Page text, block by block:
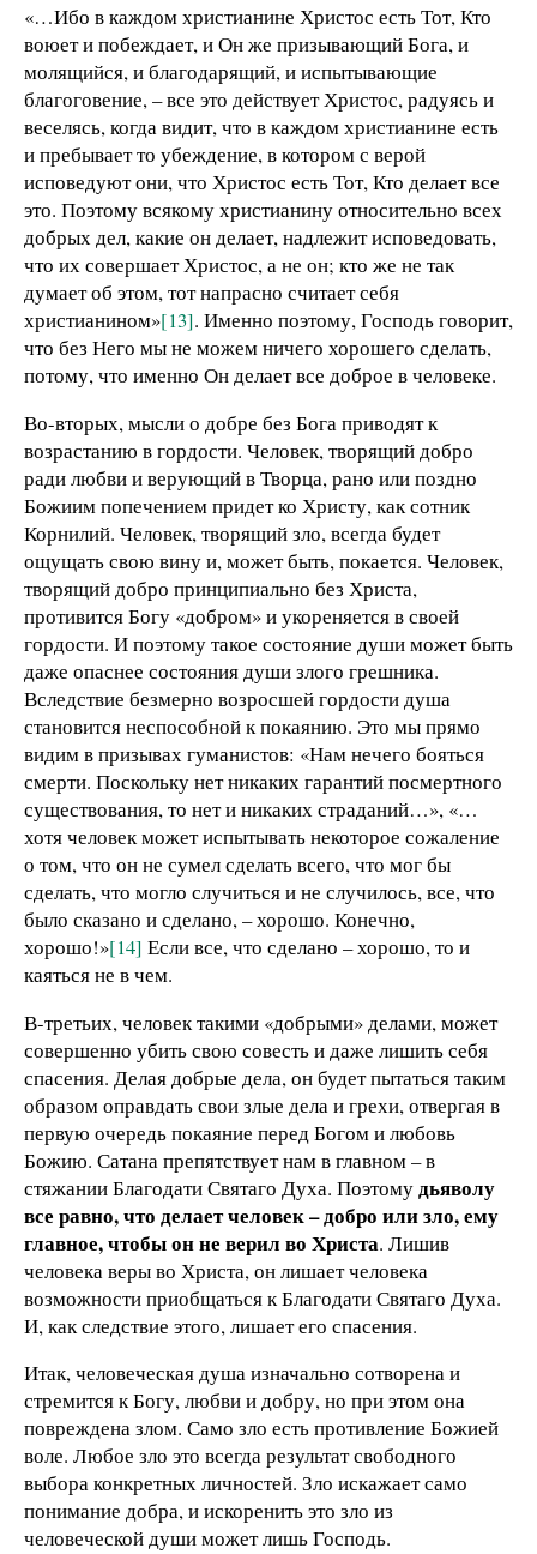
«…Ибо в каждом христианине Христос есть Тот, Кто
воюет и побеждает, и Он же призывающий Бога, и
молящийся, и благодарящий, и испытывающие
благоговение, – все это действует Христос, радуясь и
веселясь, когда видит, что в каждом христианине есть
и пребывает то убеждение, в котором с верой
исповедуют они, что Христос есть Тот, Кто делает все
это. Поэтому всякому христианину относительно всех
добрых дел, какие он делает, надлежит исповедовать,
что их совершает Христос, а не он; кто же не так
думает об этом, тот напрасно считает себя
христианином»[13]. Именно поэтому, Господь говорит,
что без Него мы не можем ничего хорошего сделать,
потому, что именно Он делает все доброе в человеке.
Во-вторых, мысли о добре без Бога приводят к
возрастанию в гордости. Человек, творящий добро
ради любви и верующий в Творца, рано или поздно
Божиим попечением придет ко Христу, как сотник
Корнилий. Человек, творящий зло, всегда будет
ощущать свою вину и, может быть, покается. Человек,
творящий добро принципиально без Христа,
противится Богу «добром» и укореняется в своей
гордости. И поэтому такое состояние души может быть
даже опаснее состояния души злого грешника.
Вследствие безмерно возросшей гордости душа
становится неспособной к покаянию. Это мы прямо
видим в призывах гуманистов: «Нам нечего бояться
смерти. Поскольку нет никаких гарантий посмертного
существования, то нет и никаких страданий…», «…
хотя человек может испытывать некоторое сожаление
о том, что он не сумел сделать всего, что мог бы
сделать, что могло случиться и не случилось, все, что
было сказано и сделано, – хорошо. Конечно,
хорошо!»[14] Если все, что сделано – хорошо, то и
каяться не в чем.
В-третьих, человек такими «добрыми» делами, может
совершенно убить свою совесть и даже лишить себя
спасения. Делая добрые дела, он будет пытаться таким
образом оправдать свои злые дела и грехи, отвергая в
первую очередь покаяние перед Богом и любовь
Божию. Сатана препятствует нам в главном – в
стяжании Благодати Святаго Духа. Поэтомудьяволу
все равно, что делает человек – добро или зло, ему
главное, чтобы он не верил во Христа. Лишив
человека веры во Христа, он лишает человека
возможности приобщаться к Благодати Святаго Духа.
И, как следствие этого, лишает его спасения.
Итак, человеческая душа изначально сотворена и
стремится к Богу, любви и добру, но при этом она
повреждена злом. Само зло есть противление Божией
воле. Любое зло это всегда результат свободного
выбора конкретных личностей. Зло искажает само
понимание добра, и искоренить это зло из
человеческой души может лишь Господь.